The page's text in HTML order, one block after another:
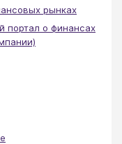
рынках
портал о финансах